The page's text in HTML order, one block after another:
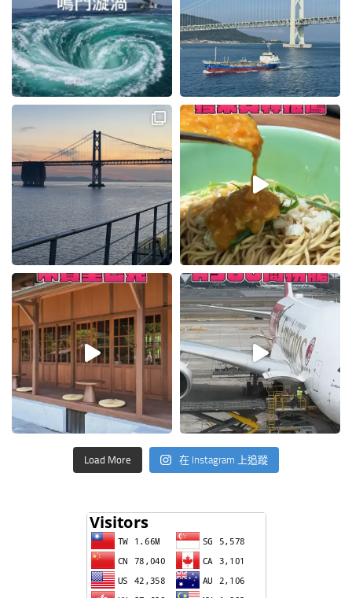
Load More 在 Instagram 上追蹤